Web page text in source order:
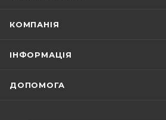
КОМПАНІЯ
ІНФОРМАЦІЯ
ДОПОМОГА